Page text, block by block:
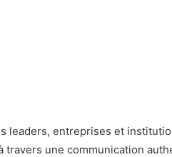
leaders, entreprises et
travers une communication